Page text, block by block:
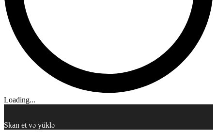
Loading...
Skan et və yüklə